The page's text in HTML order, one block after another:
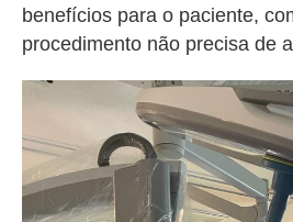
benefícios para o paciente,
procedimento não precisa de